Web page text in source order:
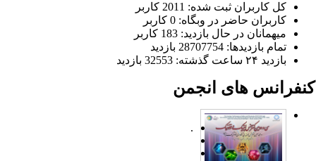
کل کاربران ثبت شده: 2011 کاربر
کاربران حاضر در وبگاه: 0 کاربر
میهمانان در حال بازدید: 183 کاربر
تمام بازدید‌ها: 28707754 بازدید
بازدید ۲۴ ساعت گذشته: 32553 بازدید
های انجمن
.